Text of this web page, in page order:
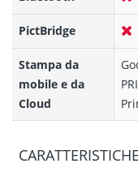
PictBridge
Stampa da
mobile e da
Cloud